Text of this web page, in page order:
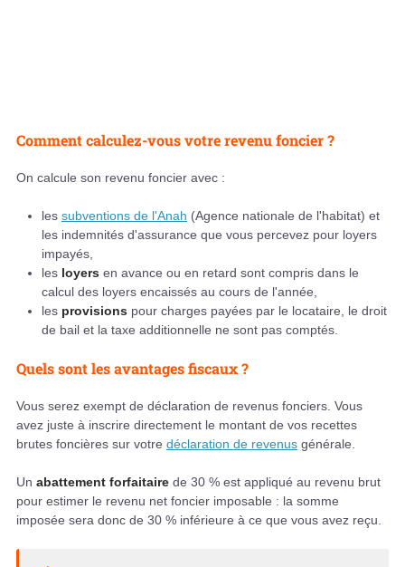
Comment calculez-vous votre revenu foncier ?
On calcule son revenu foncier avec :
les subventions de l'Anah (Agence nationale de l'habitat) et
les indemnités d'assurance que vous percevez pour loyers
impayés,
les loyers en avance ou en retard sont compris dans le
calcul des loyers encaissés au cours de l'année,
les provisions pour charges payées par le locataire, le droit
de bail et la taxe additionnelle ne sont pas comptés.
Quels sont les avantages fiscaux ?
Vous serez exempt de déclaration de revenus fonciers. Vous
avez juste à inscrire directement le montant de vos recettes
brutes foncières sur votre déclaration de revenus générale.
Un abattement forfaitaire de 30 % est appliqué au revenu brut
pour estimer le revenu net foncier imposable : la somme
imposée sera donc de 30 % inférieure à ce que vous avez reçu.